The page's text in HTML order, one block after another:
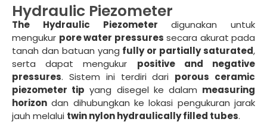
Hydraulic Piezometer
The Hydraulic Piezometer digunakan untuk
mengukur pore water pressures secara akurat pada
tanah dan batuan yang fully or partially saturated,
serta dapat mengukur positive and negative
pressures. Sistem ini terdiri dari porous ceramic
piezometer tip yang disegel ke dalam measuring
horizon dan dihubungkan ke lokasi pengukuran jarak
jauh melalui twin nylon hydraulically filled tubes.